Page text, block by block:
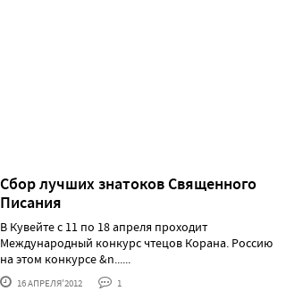
Сбор лучших знатоков Священного
Писания
В Кувейте с 11 по 18 апреля проходит
Международный конкурс чтецов Корана. Россию
на этом конкурсе &n......
16 АПРЕЛЯ'2012 1